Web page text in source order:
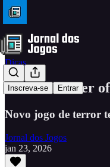
Inscreva-se Entrar
Dicas
Crisol Theater
Novo jogo de terror
Jornal dos Jogos
jan 23, 2026